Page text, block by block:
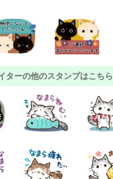
ターの他のスタンプはこちら